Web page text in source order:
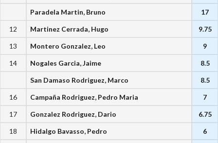
Paradela Martin, Bruno 17
12 Martinez Cerrada, Hugo 9.75
13 Montero Gonzalez, Leo 9
14 Nogales Garcia, Jaime 8.5
San Damaso Rodriguez, Marco 8.5
16 Campaña Rodriguez, Pedro Maria 7
17 Gonzalez Rodriguez, Dario 6.75
18 Hidalgo Bavasso, Pedro 6